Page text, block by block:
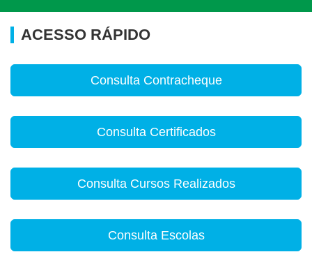
ACESSO RÁPIDO
Consulta Contracheque
Consulta Certificados
Consulta Cursos Realizados
Consulta Escolas